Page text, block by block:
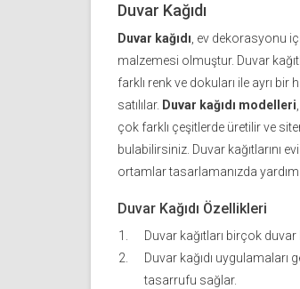
Duvar Kağıdı
Duvar kağıdı, ev dekorasyonu
malzemesi olmuştur. Duvar
farklı renk ve dokuları ile ayrı
satılılar. Duvar kağıdı modelleri
çok farklı çeşitlerde üretilir ve
bulabilirsiniz. Duvar kağıtlarını
ortamlar tasarlamanızda
Duvar Kağıdı Özellikleri
Duvar kağıtları birçok
Duvar kağıdı uygulamaları
tasarrufu sağlar.